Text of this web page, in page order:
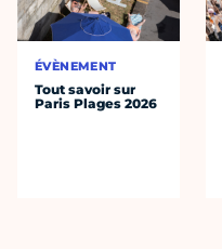
ÉVÈNEMENT
Tout savoir sur
Paris Plages 2026